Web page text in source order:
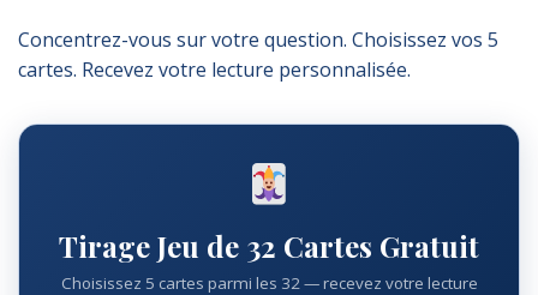
Concentrez-vous sur votre question. Choisissez vos 5
cartes. Recevez votre lecture personnalisée.
Tirage Jeu de 32 Cartes Gratuit
Choisissez 5 cartes parmi les 32 — recevez votre lecture